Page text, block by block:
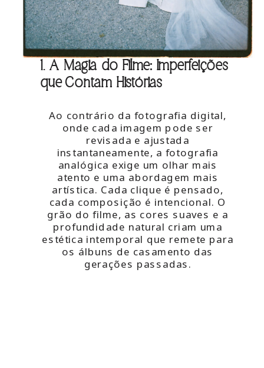
1. A Magia do Filme: Imperfeições
que Contam Histórias
Ao contrário da fotografia digital,
onde cada imagem pode ser
revisada e ajustada
instantaneamente, a fotografia
analógica exige um olhar mais
atento e uma abordagem mais
artística. Cada clique é pensado,
cada composição é intencional. O
grão do filme, as cores suaves e a
profundidade natural criam uma
estética intemporal que remete para
os álbuns de casamento das
gerações passadas.